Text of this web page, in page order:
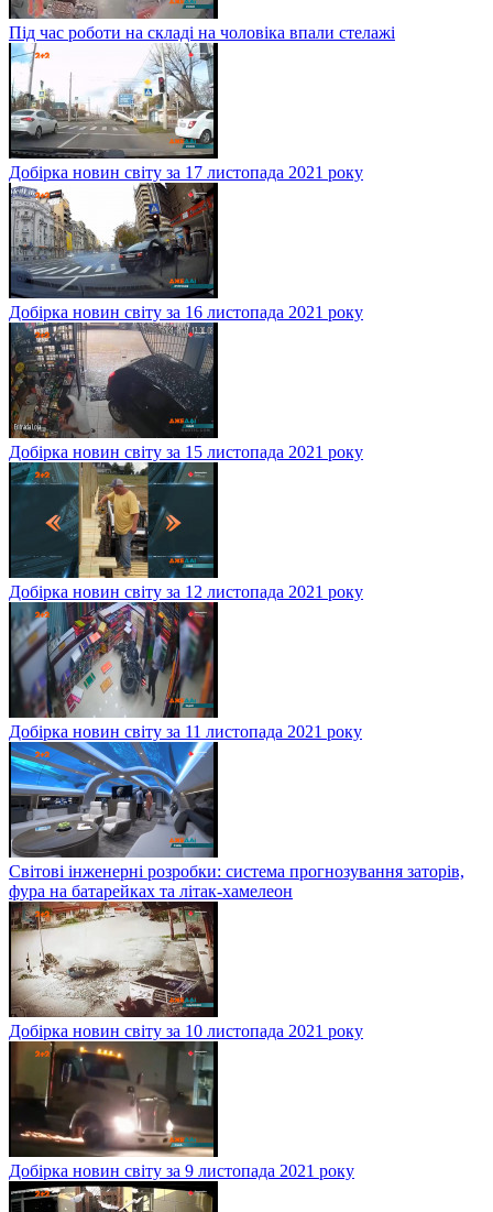
Під час роботи на складі на чоловіка впали стелажі
Добірка новин світу за 17 листопада 2021 року
Добірка новин світу за 16 листопада 2021 року
Добірка новин світу за 15 листопада 2021 року
Добірка новин світу за 12 листопада 2021 року
Добірка новин світу за 11 листопада 2021 року
Світові інженерні розробки: система прогнозування заторів,
фура на батарейках та літак-хамелеон
Добірка новин світу за 10 листопада 2021 року
Добірка новин світу за 9 листопада 2021 року